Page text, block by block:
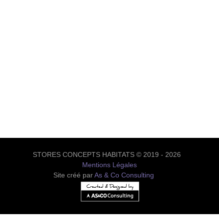
STORES CONCEPTS HABITATS © 2019 - 2026
Mentions Légales
Site créé parAs & Co Consulting